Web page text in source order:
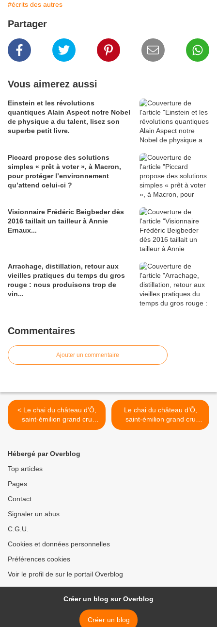
#écrits des autres
Partager
Vous aimerez aussi
Einstein et les révolutions
quantiques Alain Aspect notre Nobel
de physique a du talent, lisez son
superbe petit livre.
Piccard propose des solutions
simples « prêt à voter », à Macron,
pour protéger l’environnement
qu’attend celui-ci ?
Visionnaire Frédéric Beigbeder dès
2016 taillait un tailleur à Annie
Ernaux...
Arrachage, distillation, retour aux
vieilles pratiques du temps du gros
rouge : nous produisons trop de
vin...
Commentaires
Ajouter un commentaire
< Le chai du château d’Ô,
saint-émilion grand cru
classé A, était plein de
Le chai du château d’Ô,
saint-émilion grand cru
classé A, était plein de
Hébergé par Overblog
Top articles
Pages
Contact
Signaler un abus
C.G.U.
Cookies et données personnelles
Préférences cookies
Voir le profil de sur le portail Overblog
Créer un blog sur Overblog
Créer un blog